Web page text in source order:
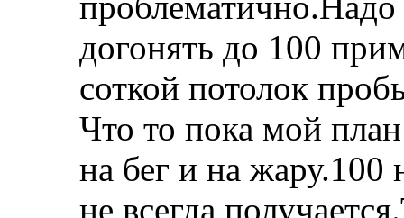
догонять до 100
соткой потолок
Что то пока мой
на бег и на
не всегда